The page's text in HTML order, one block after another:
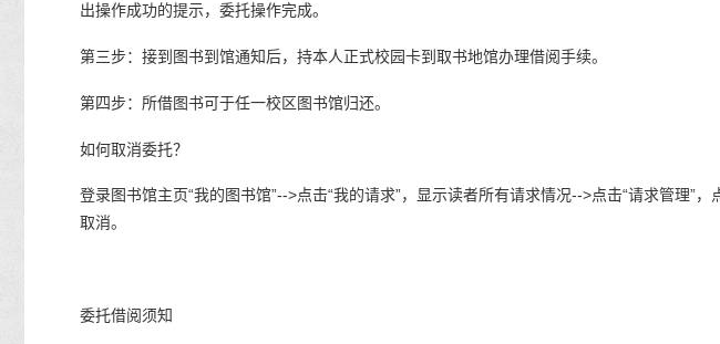
出操作成功的提示，委托操作完成。
第三步：接到图书到馆通知后，持本人正式校园卡到取书地馆办理借阅手续。
第四步：所借图书可于任一校区图书馆归还。
如何取消委托？
登录图书馆主页“我的图书馆”-->点击“我的请求”，显示读者所有请求情况-->点击“请求管理”，
取消。
委托借阅须知